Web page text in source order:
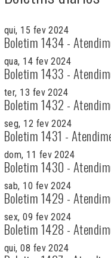
qui, 15 fev 2024
Boletim 1434 -
qua, 14 fev 2024
Boletim 1433 -
ter, 13 fev 2024
Boletim 1432 -
seg, 12 fev 2024
Boletim 1431 -
dom, 11 fev 2024
Boletim 1430 -
sab, 10 fev 2024
Boletim 1429 -
sex, 09 fev 2024
Boletim 1428 -
qui, 08 fev 2024